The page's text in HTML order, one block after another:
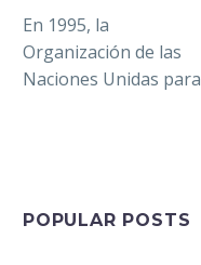
En 1995, la
Organización de las
Naciones Unidas
POPULAR POSTS